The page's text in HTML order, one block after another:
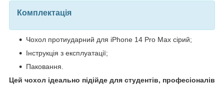
Комплектація
Чохол протиударний для iPhone 14 Pro Max сірий;
Інструкція з експлуатації;
Паковання.
Цей чохол ідеально підійде для студентів, професіоналів